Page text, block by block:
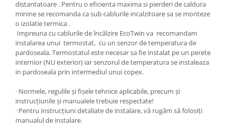
distantatoare . Pentru o eficienta maxima si pierderi de caldura
minine se recomanda ca sub cablurile incalzitoare sa se monteze
o izolatie termica .
Impreuna cu cablurile de încălzire EcoTwin va recomandam
instalarea unui termostat, cu un senzor de temperatura de
pardoseala. Termostatul este necesar sa fie instalat pe un perete
internior (NU exterior) iar senzorul de temperatura se instaleaza
in pardoseala prin intermediul unui copex.
· Normele, regulile și fișele tehnice aplicabile, precum și
instrucțiunile și manualele trebuie respectate!
· Pentru instrucțiuni detaliate de instalare, vă rugăm să folosiți
manualul de instalare.